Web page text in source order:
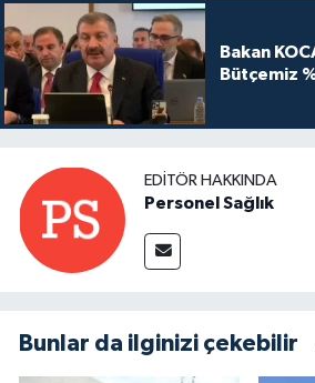
Bakan
Bütçemiz
EDITÖR HAKKINDA
Personel Sağlık
Bunlar da ilginizi çekebilir